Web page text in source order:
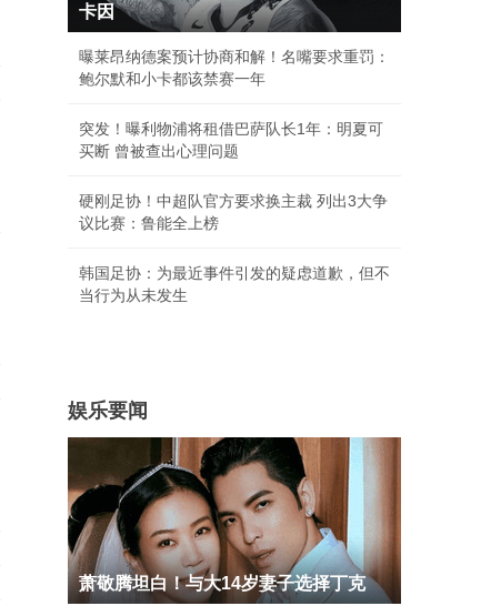
卡因
曝莱昂纳德案预计协商和解！名嘴要求重罚：
鲍尔默和小卡都该禁赛一年
突发！曝利物浦将租借巴萨队长1年：明夏可
买断 曾被查出心理问题
硬刚足协！中超队官方要求换主裁 列出3大争
议比赛：鲁能全上榜
韩国足协：为最近事件引发的疑虑道歉，但不
当行为从未发生
娱乐要闻
萧敬腾坦白！与大14岁妻子选择丁克